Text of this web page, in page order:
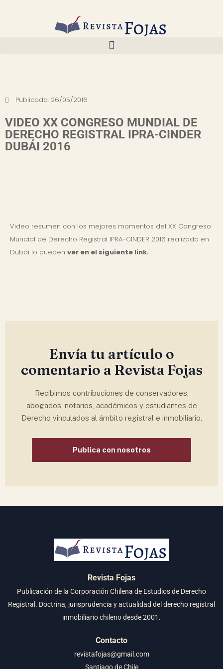
Publicado: 26/05/2016
VIDEO XX CONGRESO MUNDIAL DE
DERECHO REGISTRAL IPRA-CINDER
DUBÁI 2016
Video resumen con los mejores momentos del XX Congreso
Mundial de Derecho Registral IPRA-CINDER 2016 realizado en
Dubái lo pueden ver en el siguiente link.
Envía tu artículo o
comentario a Revista Fojas
Recibimos contribuciones de conservadores,
abogados, notarios, académicos y estudiantes de
Derecho vinculados al ámbito registral e inmobiliario.
Publica con nosotros
Revista Fojas
Publicación de la Corporación Chilena de Estudios de Derecho
Registral. Doctrina, jurisprudencia y actualidad del derecho registral
inmobiliario chileno desde 2001.
Contacto
revistafojas@gmail.com
Santiago de Chile